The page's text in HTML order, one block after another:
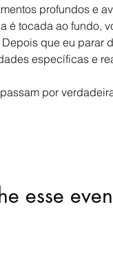
profundos e
é tocada ao fundo,
que eu parar
específicas e
por
esse